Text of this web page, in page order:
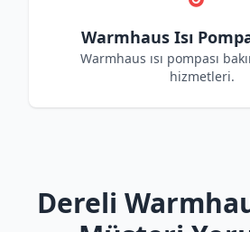
Warmhaus Isı
Warmhaus ısı pompası
hizmetleri.
Dereli